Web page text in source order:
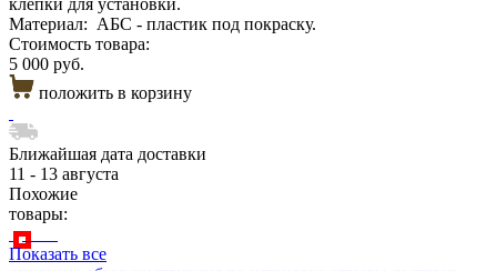
Материал: АБС - пластик под покраску.
Стоимость товара:
5 000 руб.
положить в корзину
Ближайшая дата доставки
11 - 13 августа
Похожие
товары:
Показать все